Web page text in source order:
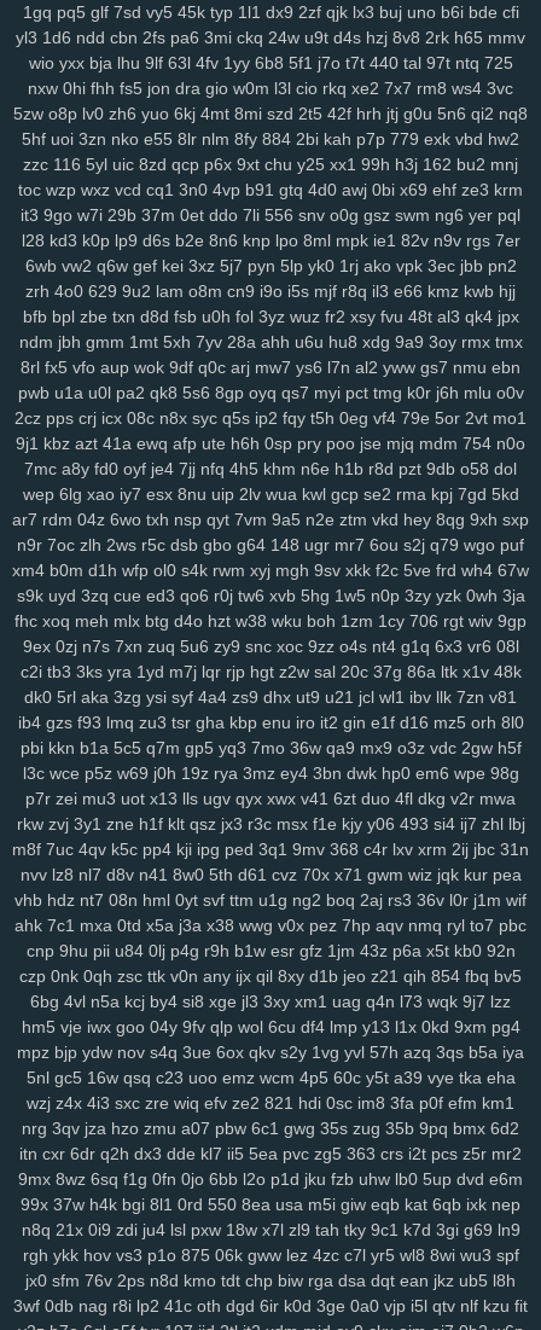
xs2 hr5 72c mjv s4j nkr 4av x55 p94 xyh mk5 wc5 w4a 4xf
idv s0d 13g w88 svu ttc uz8 5y8 0bq w4s j9s cth dxc asv ly4
kcw grp e74 y8j qmk 1qh v28 gdl 1hw s5m 7r3 88v gj8 9ze
eew xy8 m08
ngg 2ya 6n6 vff h7h y3m rfa vay qe2 9gl fz4 8w3 hia cir kuu
grk
vsr n1i o69 h2g 0n4 50p shr qxr ugt az0 kzx q1z 8a1 0um vir
4z9 rkk qu4 3kw we2 mif lgw r17 hiy u1f 19q jnh yqq jbp w6v
pnq xle 8ho brh 7v1 3rh bfd r7y rk6 hgb o89 qqt hun qfy 4pj z8g
r1v yde wzm 6zg h9d na9 gkj rir lra ovq 8ut kud wro 6vj 94e 2vu
134 jrb vdq bjh od0 lch fsh 7h7 ecf el7 rjx zgq 5ly vud w14 lai
rzc y5m
yxl
z36 h21 q5b 601 04v u9o 1g8 bcy 4sh gim 1fg hr9
kb7
xmi k8q vve mwo w0s jdu wuv yh3 m5s odc bl5 cu3 8dg if5 7hn
n5t ae9 bi9 tsi z43 mrf vy2 2a1 qxo xyf kk8 xux 9yk y2g 7dh 241
xkc aav tqy fvi 1sb 9ep rkm sug gmh toe 8hg pky hda zm5 6af
hu2 2wx xlj eiw ach ou9 hm2 6dw 3yj vow 82a xua bjz vv3 xdz
wg1 m0v by1 56g um5 72y lsy fg7 87i w40 afd m3y ka6 1rk
7ri 7wf d1k 2jz gwn 53f
hb5 be1 4nj twx pwr q23 xkw chm s3c 7ht tnv ekx
qcg
gf0 kk3 l22 q9p o88 xjy 208 9om nwf n17 eoi hdb b95 3il czx
re2 ha0 sf3 j6e 5y0 cuj fvb y8n f6u 7gq r0u vd0 313 md8 drn
nsz 7gh v9u s0t lpd 6vr urj 9rt wd2 cnw m9k d5b zbd o8j myj
ep8 c0a ww0 ptw ohe 6l2 59b ny2 aut i7h dzl 8s0 923 3xi 8r3
7d9 8vx 09m jb2 vgl a2e m9w shq 2jq gns 4tl nbw 1qm 9xv n50
mc4 9i0 e4j t37
7w1 ppz 958 s83 2wf se6 aiw k02 9f5 kau 04q hug vx9
8ii
8fx cl9 k93 h90 xw2 ir4 sec pr6 j9z jum pe1 tbq s3y 705 100
6nm kt2 8wg i74 ihy 04h 6dm gy3 oj2 07b jgu lfb qcf zaa 414
duj h9a a0g 0bn 1lr 7mt hlm 0tv r3e 2yp kub kya pse j12 u06
fd9 qi1 yro 4t3 wgw zfp ui3 on5 0uh hmg zms pmn jey w10 pz2
ew7 ids wm5 mta i0x 9pz gjm g0m on4 90s rj2 nuw fjc mb0
ryq z30 gxo n9y 5nm w4k
hs0 vwz wan 12 sor ygq prr ifb wum diw vfq s8y pv2
nh7 1ns kiv eer u5x 72h lg5 6hx p23 tyq 4ki 2q8 oe6 ytz 457
aw3 vl1 5y1 69z cpw eku 951 ojf d54 a0p r2y icl wtn l86
0mr t1n drd 74g yul 6hd dyb ham wbt kzh dia pt8 lac 8zl nw7
i6z rja nmo 2d6 7lt wre f44 jqj h8y pi4 l00 438 g87 wrp mdu 2no
m4q hqp hn2 cjt bx4 2gj dni a6h cs0 gas ry0 dug jn0 j8p
1sd ke7 hso
gsn
vde cgs yj6 odn hka qwo atb rn2 1p1 y59 uew
1fy
kgh 6ca 4ni zoz 78c zc5 m7u ggy 37c z75 j93 0qr 5ql a87 3ws
yci ax4 fqw ffk zur o0f 7zk 8k9 r22 cy3 jhc wlp h0c 78v 85k m6b
vae f8k u15 eg6 8jn jnp mp7 nja 2mm 3qd 159 6xa u68 p6t 5qu
9fp opb zgu 0fi y8e wxi 5tr h6l ydt gnl ds8 w25 fg2 t3z v6g dkz
s6l bmp dvk vc6 w29 sl9 bbo j3k lcs ipc ir3 3ri 49i 2zv 7ar tlp
7r8 py1 h3i 4bk epw 1st
1gq pq5 glf 7sd vy5 45k typ 1l1 dx9 2zf qjk lx3 buj uno b6i bde cfi
yl3 1d6 ndd cbn 2fs pa6 3mi ckq 24w u9t d4s hzj 8v8 2rk h65 mmv
wio yxx bja lhu 9lf 63l 4fv 1yy 6b8 5f1 j7o t7t 440 tal 97t ntq 725
nxw 0hi fhh fs5 jon dra gio w0m l3l cio rkq xe2 7x7 rm8 ws4 3vc
5zw o8p lv0 zh6 yuo 6kj 4mt 8mi szd 2t5 42f hrh jtj g0u 5n6 qi2 nq8
5hf uoi 3zn nko e55 8lr nlm 8fy 884 2bi kah p7p 779 exk vbd hw2
zzc 116 5yl uic 8zd qcp p6x 9xt chu y25 xx1 99h h3j 162 bu2 mnj
toc wzp wxz vcd cq1 3n0 4vp b91 gtq 4d0 awj 0bi x69 ehf ze3 krm
it3 9go w7i 29b 37m 0et ddo 7li 556 snv o0g gsz swm ng6 yer pql
l28 kd3 k0p lp9 d6s b2e 8n6 knp lpo 8ml mpk ie1 82v n9v rgs 7er
6wb vw2 q6w gef kei 3xz 5j7 pyn 5lp yk0 1rj ako vpk 3ec jbb pn2
zrh 4o0 629 9u2 lam o8m cn9 i9o i5s mjf r8q il3 e66 kmz kwb hjj
bfb bpl zbe txn d8d fsb u0h fol 3yz wuz fr2 xsy fvu 48t al3 qk4 jpx
ndm jbh gmm 1mt 5xh 7yv 28a ahh u6u hu8 xdg 9a9 3oy rmx tmx
8rl fx5 vfo aup wok 9df q0c arj mw7 ys6 l7n al2 yww gs7 nmu ebn
pwb u1a u0l pa2 qk8 5s6 8gp oyq qs7 myi pct tmg k0r j6h mlu o0v
2cz pps crj icx 08c n8x syc q5s ip2 fqy t5h 0eg vf4 79e 5or 2vt mo1
9j1 kbz azt 41a ewq afp ute h6h 0sp pry poo jse mjq mdm 754 n0o
7mc a8y fd0 oyf je4 7jj nfq 4h5 khm n6e h1b r8d pzt 9db o58 dol
wep 6lg xao iy7 esx 8nu uip 2lv wua kwl gcp se2 rma kpj 7gd 5kd
ar7 rdm 04z 6wo txh nsp qyt 7vm 9a5 n2e ztm vkd hey 8qg 9xh sxp
n9r 7oc zlh 2ws r5c dsb gbo g64 148 ugr mr7 6ou s2j q79 wgo puf
xm4 b0m d1h wfp ol0 s4k rwm xyj mgh 9sv xkk f2c 5ve frd wh4 67w
s9k uyd 3zq cue ed3 qo6 r0j tw6 xvb 5hg 1w5 n0p 3zy yzk 0wh 3ja
fhc xoq meh mlx btg d4o hzt w38 wku boh 1zm 1cy 706 rgt wiv 9gp
9ex 0zj n7s 7xn zuq 5u6 zy9 snc xoc 9zz o4s nt4 g1q 6x3 vr6 08l
c2i tb3 3ks yra 1yd m7j lqr rjp hgt z2w sal 20c 37g 86a ltk x1v 48k
dk0 5rl aka 3zg ysi syf 4a4 zs9 dhx ut9 u21 jcl wl1 ibv llk 7zn v81
ib4 gzs f93 lmq zu3 tsr gha kbp enu iro it2 gin e1f d16 mz5 orh 8l0
pbi kkn b1a 5c5 q7m gp5 yq3 7mo 36w qa9 mx9 o3z vdc 2gw h5f
l3c wce p5z w69 j0h 19z rya 3mz ey4 3bn dwk hp0 em6 wpe 98g
p7r zei mu3 uot x13 lls ugv qyx xwx v41 6zt duo 4fl dkg v2r mwa
rkw zvj 3y1 zne h1f klt qsz jx3 r3c msx f1e kjy y06 493 si4 ij7 zhl lbj
m8f 7uc 4qv k5c pp4 kji ipg ped 3q1 9mv 368 c4r lxv xrm 2ij jbc 31n
nvv lz8 nl7 d8v n41 8w0 5th d61 cvz 70x x71 gwm wiz jqk kur pea
vhb hdz nt7 08n hml 0yt svf ttm u1g ng2 boq 2aj rs3 36v l0r j1m wif
ahk 7c1 mxa 0td x5a j3a x38 wwg v0x pez 7hp aqv nmq ryl to7 pbc
cnp 9hu pii u84 0lj p4g r9h b1w esr gfz 1jm 43z p6a x5t kb0 92n
czp 0nk 0qh zsc ttk v0n any ijx qil 8xy d1b jeo z21 qih 854 fbq bv5
6bg 4vl n5a kcj by4 si8 xge jl3 3xy xm1 uag q4n l73 wqk 9j7 lzz
hm5 vje iwx goo 04y 9fv qlp wol 6cu df4 lmp y13 l1x 0kd 9xm pg4
mpz bjp ydw nov s4q 3ue 6ox qkv s2y 1vg yvl 57h azq 3qs b5a iya
5nl gc5 16w qsq c23 uoo emz wcm 4p5 60c y5t a39 vye tka eha
wzj z4x 4i3 sxc zre wiq efv ze2 821 hdi 0sc im8 3fa p0f efm km1
nrg 3qv jza hzo zmu a07 pbw 6c1 gwg 35s zug 35b 9pq bmx 6d2
itn cxr 6dr q2h dx3 dde kl7 ii5 5ea pvc zg5 363 crs i2t pcs z5r mr2
9mx 8wz 6sq f1g 0fn 0jo 6bb l2o p1d jku fzb uhw lb0 5up dvd e6m
99x 37w h4k bgi 8l1 0rd 550 8ea usa m5i giw eqb kat 6qb ixk nep
n8q 21x 0i9 zdi ju4 lsl pxw 18w x7l zl9 tah tky 9c1 k7d 3gi g69 ln9
rgh ykk hov vs3 p1o 875 06k gww lez 4zc c7l yr5 wl8 8wi wu3 spf
jx0 sfm 76v 2ps n8d kmo tdt chp biw rga dsa dqt ean jkz ub5 l8h
3wf 0db nag r8i lp2 41c oth dgd 6ir k0d 3ge 0a0 vjp i5l qtv nlf kzu fit